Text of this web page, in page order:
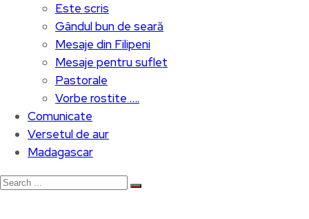
Este scris
Gândul bun de seară
Mesaje din Filipeni
Mesaje pentru suflet
Pastorale
Vorbe rostite ….
Comunicate
Versetul de aur
Madagascar